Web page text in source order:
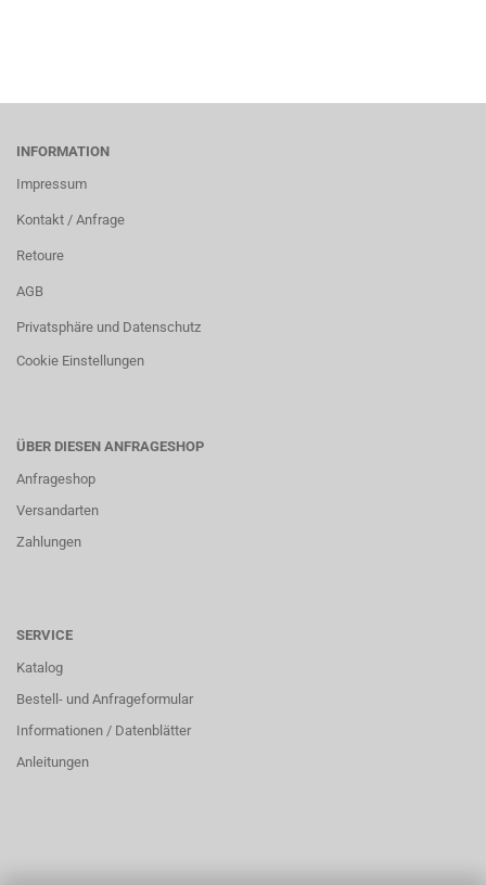
INFORMATION
Impressum
Kontakt / Anfrage
Retoure
AGB
Privatsphäre und Datenschutz
Cookie Einstellungen
ÜBER DIESEN ANFRAGESHOP
Anfrageshop
Versandarten
Zahlungen
SERVICE
Katalog
Bestell- und Anfrageformular
Informationen / Datenblätter
Anleitungen